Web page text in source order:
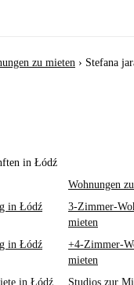
zu mieten › Stefana
in Łódź
Wohnungen
in Łódź
3-Zimmer-
mieten
in Łódź
+4-Zimmer-
mieten
in Łódź
Studios zur